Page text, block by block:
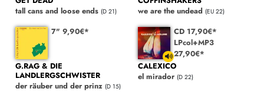
tall cans and loose ends (D 21)
we are the undead (EU 22)
7" 9,90€*
G.RAG & DIE
LANDLERGSCHWISTER
der räuber und der prinz (D 15)
CD 17,90€*
LPcol+MP3
27,90€*
CALEXICO
el mirador (D 22)